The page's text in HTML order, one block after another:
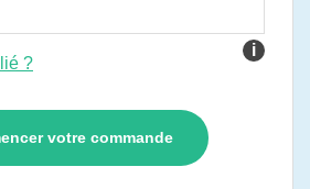
i
?